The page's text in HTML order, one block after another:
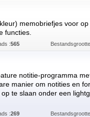
memobriefjes voor op
functies.
:565
notitie-programma
manier om notities en
te slaan onder een
:269